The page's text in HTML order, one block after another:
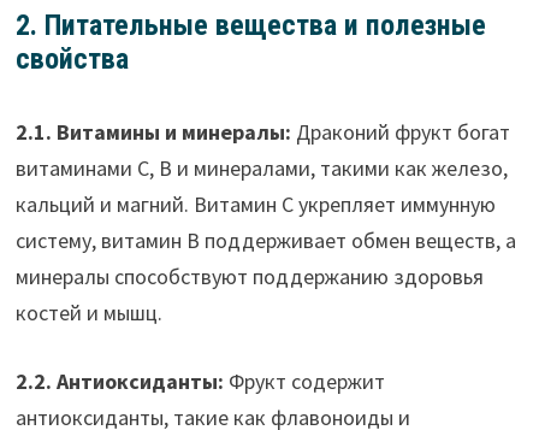
2. Питательные вещества и полезные
свойства
2.1. Витамины и минералы: Драконий фрукт богат
витаминами C, B и минералами, такими как железо,
кальций и магний. Витамин C укрепляет иммунную
систему, витамин B поддерживает обмен веществ, а
минералы способствуют поддержанию здоровья
костей и мышц.
2.2. Антиоксиданты: Фрукт содержит
антиоксиданты, такие как флавоноиды и